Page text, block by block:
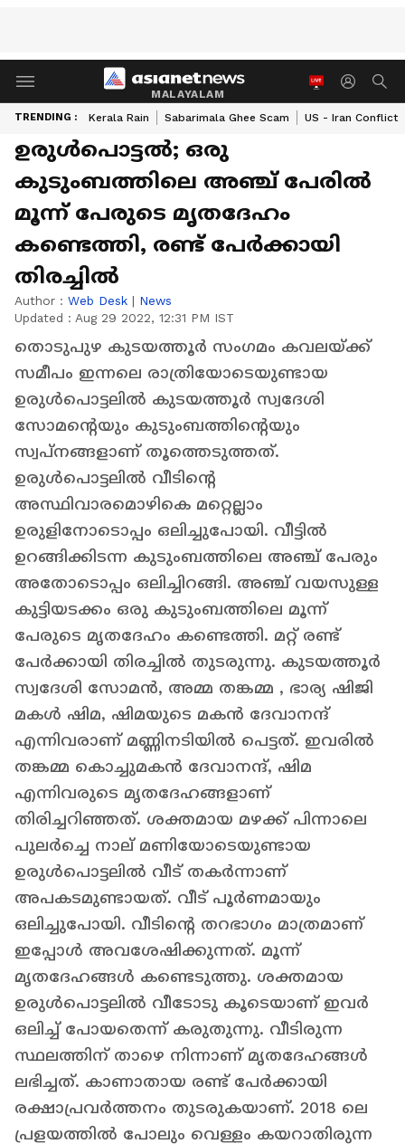
MALAYALAM
TRENDING : Kerala Rain Sabarimala Ghee Scam US - Iran Conflict
ഉരുള്‍പൊട്ടല്‍; ഒരു
കുടുംബത്തിലെ അഞ്ച് പേരില്‍
മൂന്ന് പേരുടെ മൃതദേഹം
കണ്ടെത്തി, രണ്ട് പേര്‍ക്കായി
തിരച്ചില്‍
Author : Web Desk | News
Updated : Aug 29 2022, 12:31 PM IST
തൊടുപുഴ കുടയത്തൂര്‍ സംഗമം കവലയ്ക്ക്
സമീപം ഇന്നലെ രാത്രിയോടെയുണ്ടായ
ഉരുള്‍പൊട്ടലില്‍ കുടയത്തൂർ സ്വദേശി
സോമന്‍റെയും കുടുംബത്തിന്‍റെയും
സ്വപ്നങ്ങളാണ് തൂത്തെടുത്തത്.
ഉരുള്‍പൊട്ടലില്‍ വീടിന്‍റെ
അസ്ഥിവാരമൊഴികെ മറ്റെല്ലാം
ഉരുളിനോടൊപ്പം ഒലിച്ചുപോയി. വീട്ടില്‍
ഉറങ്ങിക്കിടന്ന കുടുംബത്തിലെ അഞ്ച് പേരും
അതോടൊപ്പം ഒലിച്ചിറങ്ങി. അഞ്ച് വയസുള്ള
കുട്ടിയടക്കം ഒരു കുടുംബത്തിലെ മൂന്ന്
പേരുടെ മൃതദേഹം കണ്ടെത്തി. മറ്റ് രണ്ട്
പേര്‍ക്കായി തിരച്ചില്‍ തുടരുന്നു. കുടയത്തൂർ
സ്വദേശി സോമൻ, അമ്മ തങ്കമ്മ , ഭാര്യ ഷിജി
മകൾ ഷിമ, ഷിമയുടെ മകൻ ദേവാനന്ദ്
എന്നിവരാണ് മണ്ണിനടിയിൽ പെട്ടത്. ഇവരിൽ
തങ്കമ്മ കൊച്ചുമകൻ ദേവാനന്ദ്, ഷിമ
എന്നിവരുടെ മൃതദേഹങ്ങളാണ്
തിരിച്ചറിഞ്ഞത്. ശക്തമായ മഴക്ക് പിന്നാലെ
പുലർച്ചെ നാല് മണിയോടെയുണ്ടായ
ഉരുൾപൊട്ടലിൽ വീട് തകർന്നാണ്
അപകടമുണ്ടായത്. വീട് പൂർണമായും
ഒലിച്ചുപോയി. വീടിന്‍റെ തറഭാഗം മാത്രമാണ്
ഇപ്പോൾ അവശേഷിക്കുന്നത്. മൂന്ന്
മൃതദേഹങ്ങൾ കണ്ടെടുത്തു. ശക്തമായ
ഉരുള്‍പൊട്ടലില്‍ വീടോടു കൂടെയാണ് ഇവര്‍
ഒലിച്ച് പോയതെന്ന് കരുതുന്നു. വീടിരുന്ന
സ്ഥലത്തിന് താഴെ നിന്നാണ് മൃതദേഹങ്ങൾ
ലഭിച്ചത്. കാണാതായ രണ്ട് പേർക്കായി
രക്ഷാപ്രവ‍ർത്തനം തുടരുകയാണ്. 2018 ലെ
പ്രളയത്തില്‍ പോലും വെള്ളം കയറാതിരുന്ന